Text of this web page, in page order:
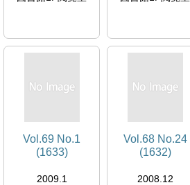
Vol.69 No.1
(1633)
2009.1
Vol.68 No.24
(1632)
2008.12